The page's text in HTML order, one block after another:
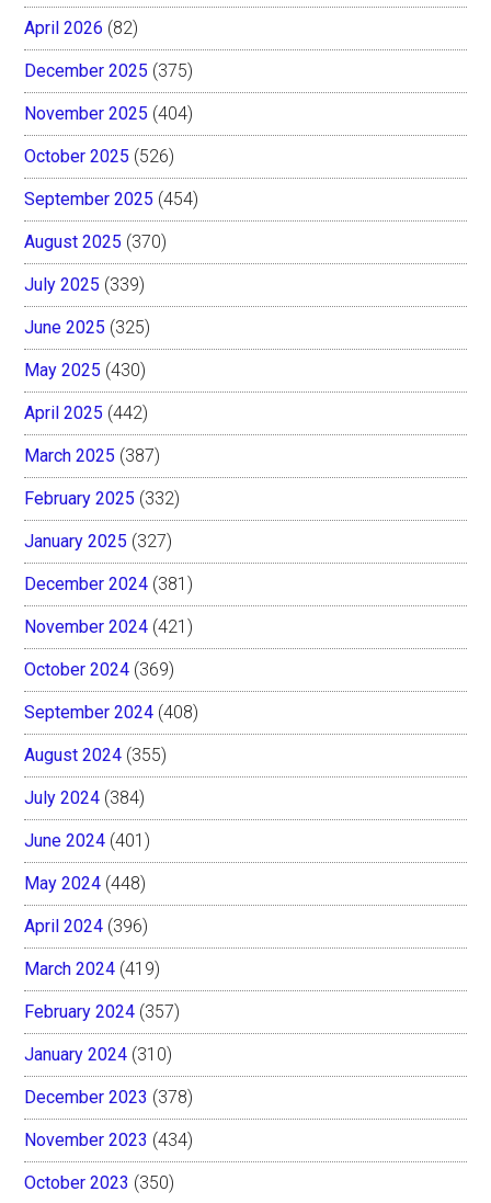
April 2026 (82)
December 2025 (375)
November 2025 (404)
October 2025 (526)
September 2025 (454)
August 2025 (370)
July 2025 (339)
June 2025 (325)
May 2025 (430)
April 2025 (442)
March 2025 (387)
February 2025 (332)
January 2025 (327)
December 2024 (381)
November 2024 (421)
October 2024 (369)
September 2024 (408)
August 2024 (355)
July 2024 (384)
June 2024 (401)
May 2024 (448)
April 2024 (396)
March 2024 (419)
February 2024 (357)
January 2024 (310)
December 2023 (378)
November 2023 (434)
October 2023 (350)